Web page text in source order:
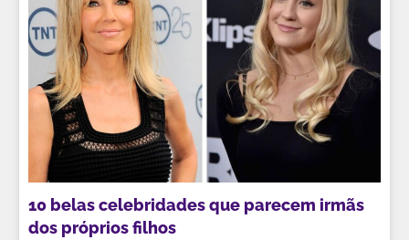
10 belas celebridades que parecem irmãs
dos próprios filhos